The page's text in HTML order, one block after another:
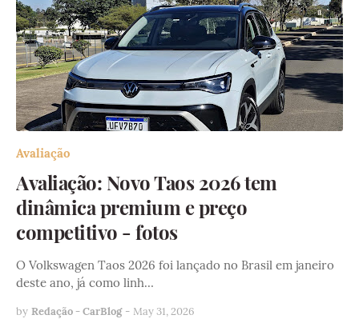
Avaliação
Avaliação: Novo Taos 2026 tem
dinâmica premium e preço
competitivo - fotos
O Volkswagen Taos 2026 foi lançado no Brasil em janeiro
deste ano, já como linh…
by Redação - CarBlog - May 31, 2026